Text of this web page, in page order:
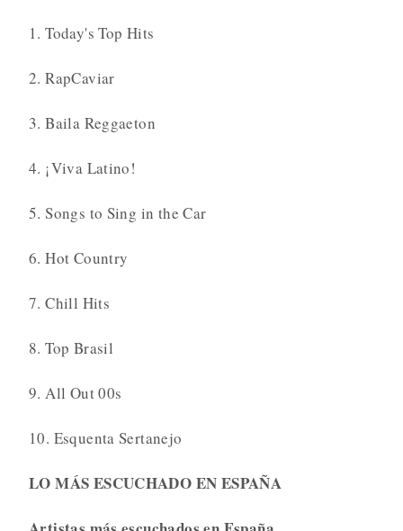
1. Today's Top Hits
2. RapCaviar
3. Baila Reggaeton
4. ¡Viva Latino!
5. Songs to Sing in the Car
6. Hot Country
7. Chill Hits
8. Top Brasil
9. All Out 00s
10. Esquenta Sertanejo
LO MÁS ESCUCHADO EN ESPAÑA